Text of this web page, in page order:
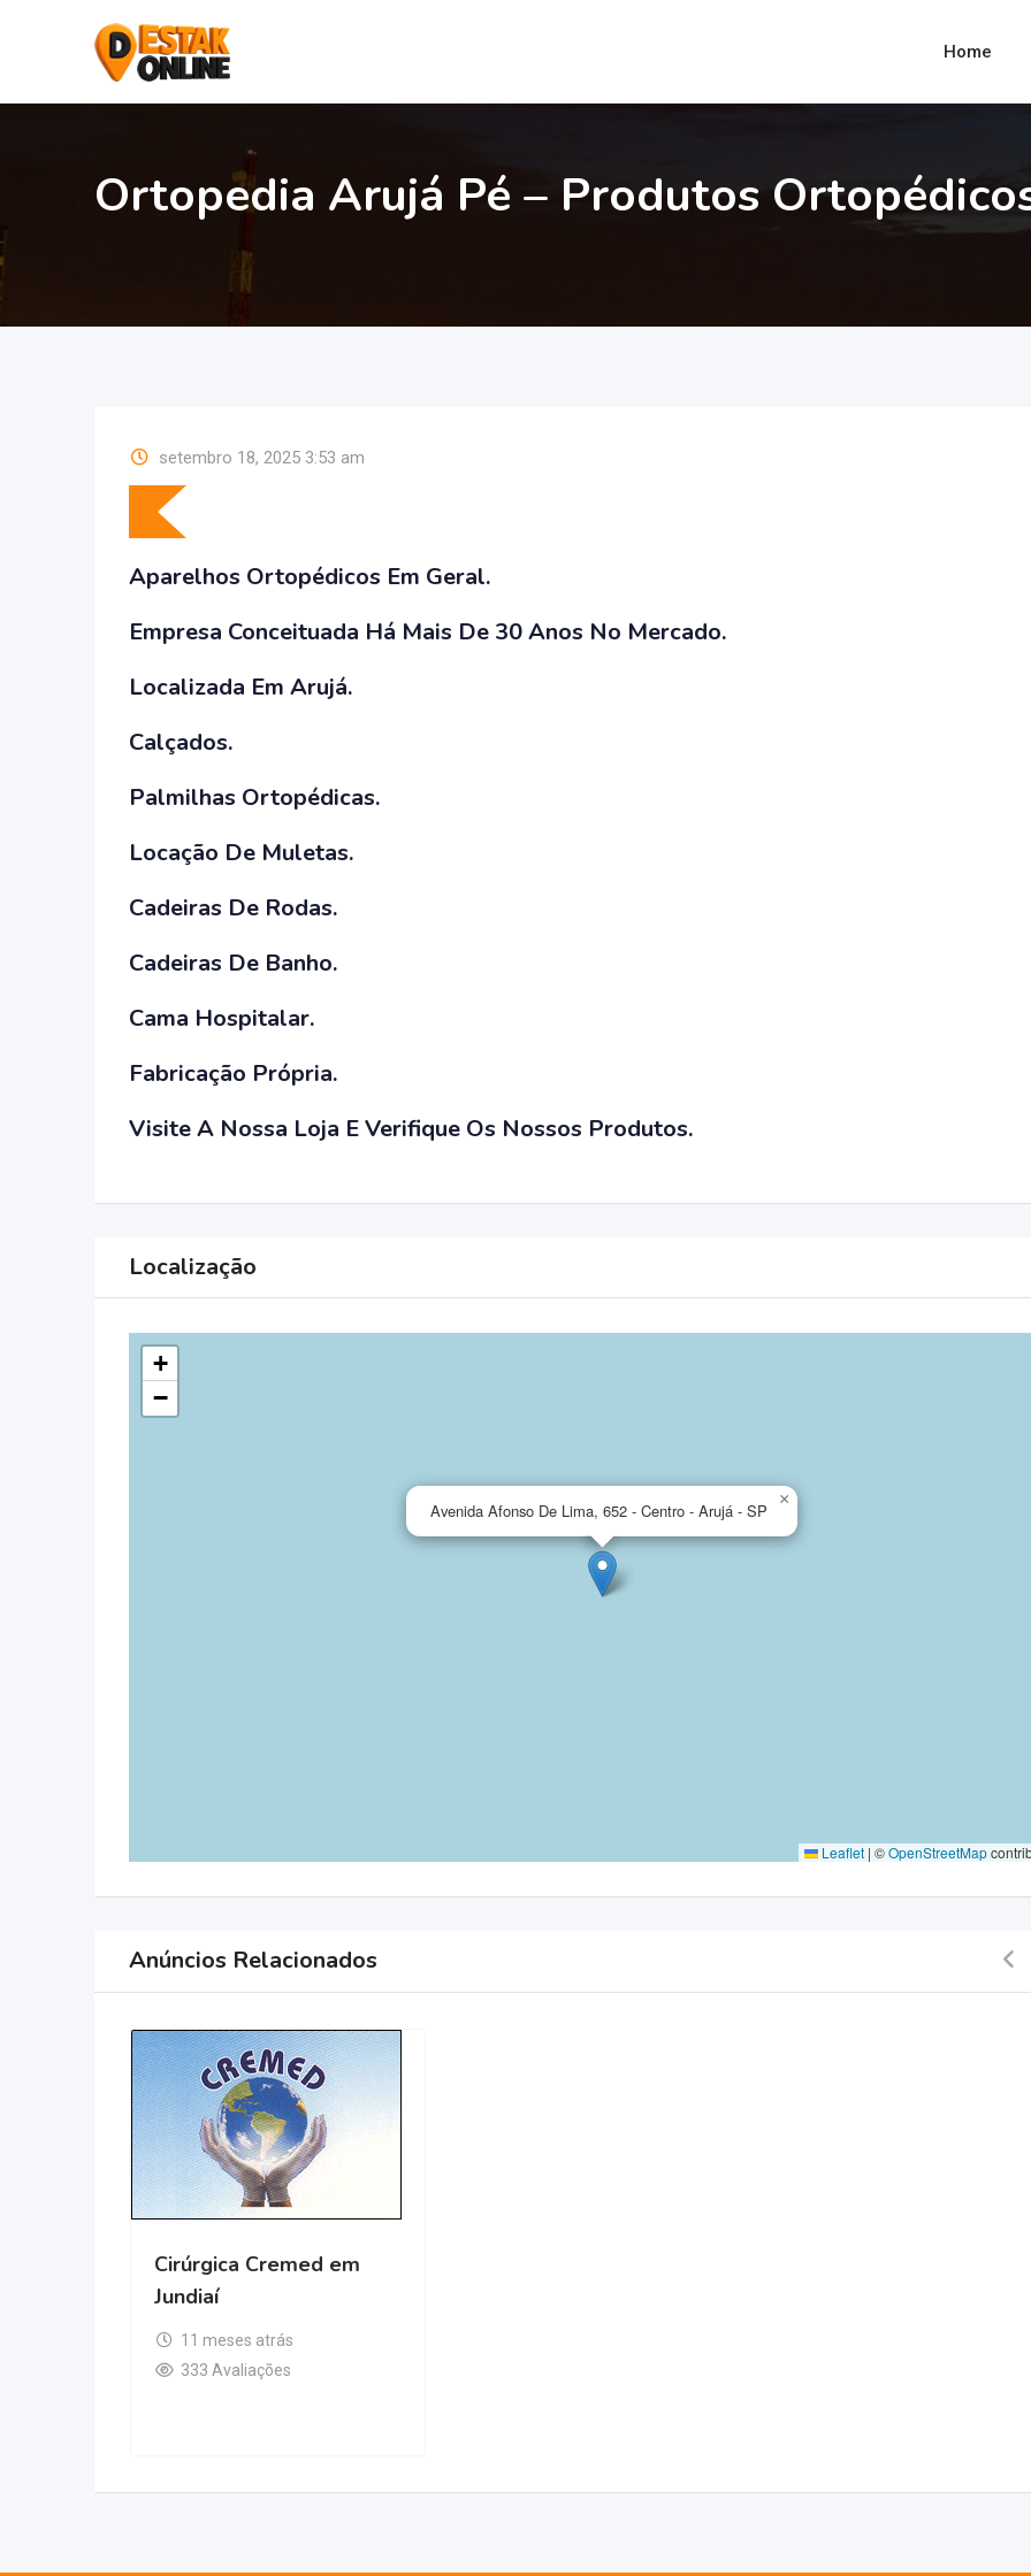
Home
Ortopedia Arujá Pé – Produtos
setembro 18, 2025 3:53 am
Aparelhos Ortopédicos Em Geral.
Empresa Conceituada Há Mais De 30 Anos No Mercado.
Localizada Em Arujá.
Calçados.
Palmilhas Ortopédicas.
Locação De Muletas.
Cadeiras De Rodas.
Cadeiras De Banho.
Cama Hospitalar.
Fabricação Própria.
Visite A Nossa Loja E Verifique Os Nossos Produtos.
Localização
Avenida Afonso De Lima, 652 - Centro - Arujá - SP
×
+
−
Leaflet | ©OpenStreetMap
Anúncios Relacionados
Cirúrgica Cremed em
Jundiaí
11 meses atrás
333 Avaliações